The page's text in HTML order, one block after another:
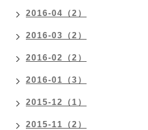
2016-04（2）
2016-03（2）
2016-02（2）
2016-01（3）
2015-12（1）
2015-11（2）